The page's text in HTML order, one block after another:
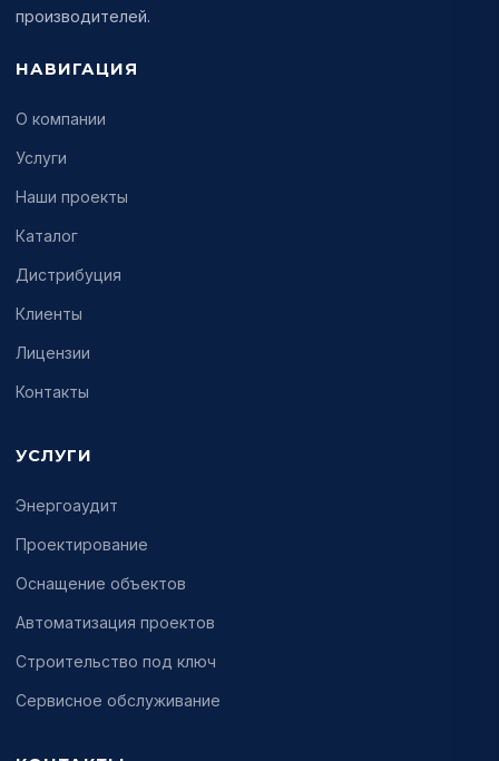
производителей.
НАВИГАЦИЯ
О компании
Услуги
Наши проекты
Каталог
Дистрибуция
Клиенты
Лицензии
Контакты
УСЛУГИ
Энергоаудит
Проектирование
Оснащение объектов
Автоматизация проектов
Строительство под ключ
Сервисное обслуживание